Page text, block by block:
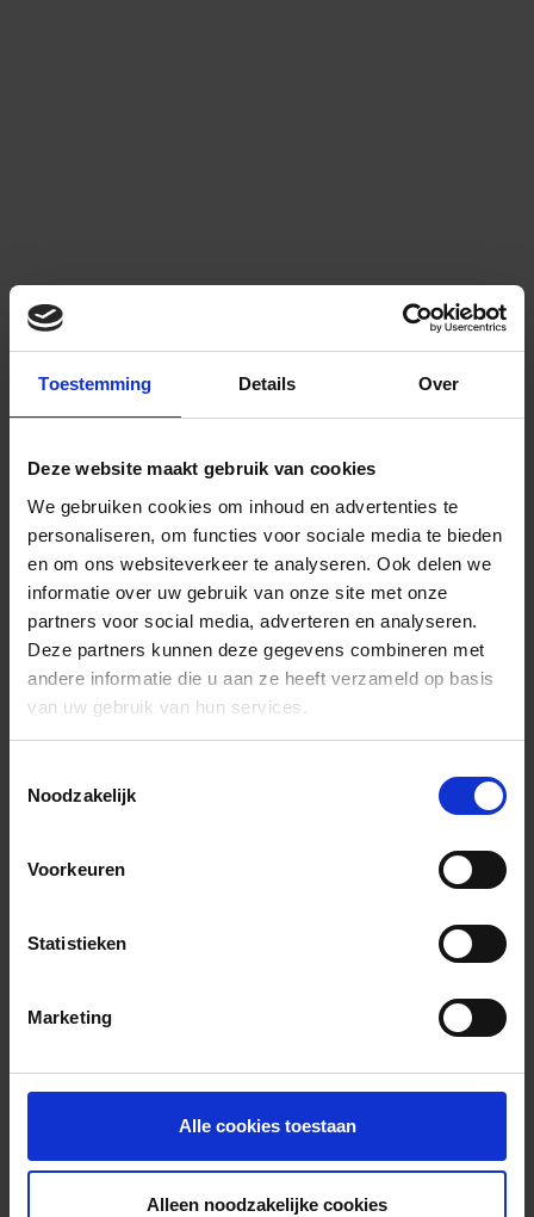
Toestemming Details Over
Deze website maakt gebruik van cookies
We gebruiken cookies om inhoud en advertenties te
personaliseren, om functies voor sociale media te bieden
en om ons websiteverkeer te analyseren. Ook delen we
informatie over uw gebruik van onze site met onze
partners voor social media, adverteren en analyseren.
Deze partners kunnen deze gegevens combineren met
andere informatie die u aan ze heeft verzameld op basis
van uw gebruik van hun services.
Noodzakelijk
Voorkeuren
Statistieken
Marketing
Alle cookies toestaan
Alleen noodzakelijke cookies